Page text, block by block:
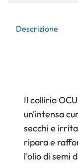
Descrizione
Il collirio
un'intensa
secchi e
ripara e
l'olio di semi